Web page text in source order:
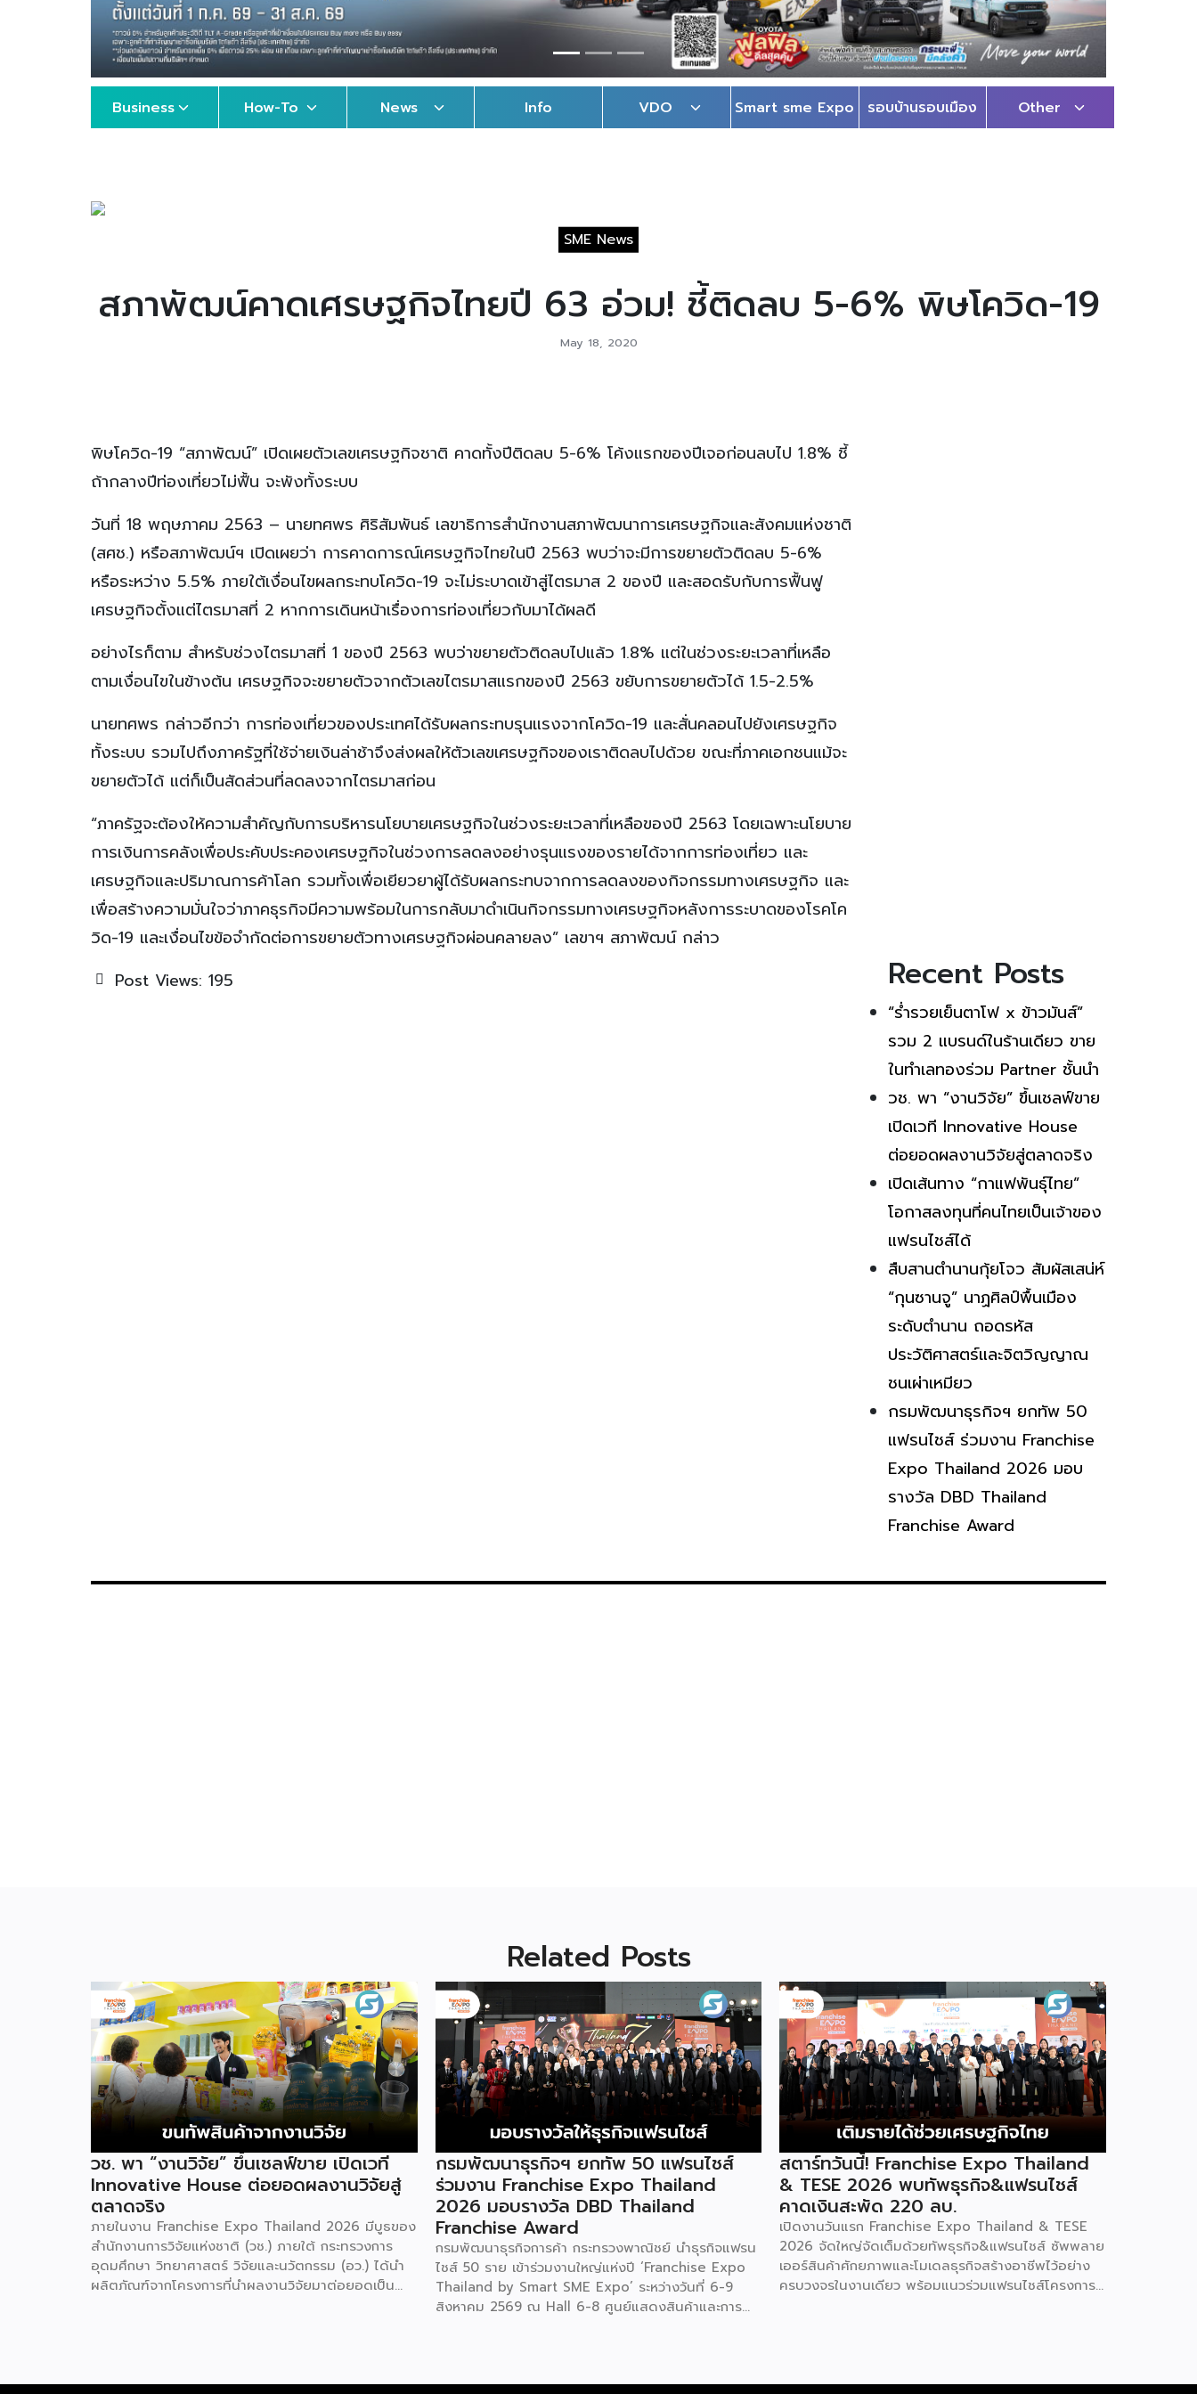
Business How-To News Info VDO Smart sme Expo รอบบ้านรอบเมือง Other
SME News
สภาพัฒน์คาดเศรษฐกิจไทยปี 63 อ่วม! ชี้ติดลบ 5-6% พิษโควิด-19
May 18, 2020
พิษโควิด-19 “สภาพัฒน์” เปิดเผยตัวเลขเศรษฐกิจชาติ คาดทั้งปีติดลบ 5-6% โค้งแรกของปีเจอก่อนลบไป 1.8% ชี้
ถ้ากลางปีท่องเที่ยวไม่ฟื้น จะพังทั้งระบบ
วันที่ 18 พฤษภาคม 2563 – นายทศพร ศิริสัมพันธ์ เลขาธิการสำนักงานสภาพัฒนาการเศรษฐกิจและสังคมแห่งชาติ
(สศช.) หรือสภาพัฒน์ฯ เปิดเผยว่า การคาดการณ์เศรษฐกิจไทยในปี 2563 พบว่าจะมีการขยายตัวติดลบ 5-6%
หรือระหว่าง 5.5% ภายใต้เงื่อนไขผลกระทบโควิด-19 จะไม่ระบาดเข้าสู่ไตรมาส 2 ของปี และสอดรับกับการฟื้นฟู
เศรษฐกิจตั้งแต่ไตรมาสที่ 2 หากการเดินหน้าเรื่องการท่องเที่ยวกับมาได้ผลดี
อย่างไรก็ตาม สำหรับช่วงไตรมาสที่ 1 ของปี 2563 พบว่าขยายตัวติดลบไปแล้ว 1.8% แต่ในช่วงระยะเวลาที่เหลือ
ตามเงื่อนไขในข้างต้น เศรษฐกิจจะขยายตัวจากตัวเลขไตรมาสแรกของปี 2563 ขยับการขยายตัวได้ 1.5-2.5%
นายทศพร กล่าวอีกว่า การท่องเที่ยวของประเทศได้รับผลกระทบรุนแรงจากโควิด-19 และสั่นคลอนไปยังเศรษฐกิจ
ทั้งระบบ รวมไปถึงภาครัฐที่ใช้จ่ายเงินล่าช้าจึงส่งผลให้ตัวเลขเศรษฐกิจของเราติดลบไปด้วย ขณะที่ภาคเอกชนแม้จะ
ขยายตัวได้ แต่ก็เป็นสัดส่วนที่ลดลงจากไตรมาสก่อน
“ภาครัฐจะต้องให้ความสำคัญกับการบริหารนโยบายเศรษฐกิจในช่วงระยะเวลาที่เหลือของปี 2563 โดยเฉพาะนโยบาย
การเงินการคลังเพื่อประคับประคองเศรษฐกิจในช่วงการลดลงอย่างรุนแรงของรายได้จากการท่องเที่ยว และ
เศรษฐกิจและปริมาณการค้าโลก รวมทั้งเพื่อเยียวยาผู้ได้รับผลกระทบจากการลดลงของกิจกรรมทางเศรษฐกิจ และ
เพื่อสร้างความมั่นใจว่าภาคธุรกิจมีความพร้อมในการกลับมาดำเนินกิจกรรมทางเศรษฐกิจหลังการระบาดของโรคโค
วิด-19 และเงื่อนไขข้อจำกัดต่อการขยายตัวทางเศรษฐกิจผ่อนคลายลง” เลขาฯ สภาพัฒน์ กล่าว
Post Views: 195 Recent Posts
“ร่ำรวยเย็นตาโฟ x ข้าวมันส์”
รวม 2 แบรนด์ในร้านเดียว ขาย
ในทำเลทองร่วม Partner ชั้นนำ
วช. พา “งานวิจัย” ขึ้นเชลฟ์ขาย
เปิดเวที Innovative House
ต่อยอดผลงานวิจัยสู่ตลาดจริง
เปิดเส้นทาง “กาแฟพันธุ์ไทย”
โอกาสลงทุนที่คนไทยเป็นเจ้าของ
แฟรนไชส์ได้
สืบสานตำนานกุ้ยโจว สัมผัสเสน่ห์
“กุนซานจู” นาฏศิลป์พื้นเมือง
ระดับตำนาน ถอดรหัส
ประวัติศาสตร์และจิตวิญญาณ
ชนเผ่าเหมียว
กรมพัฒนาธุรกิจฯ ยกทัพ 50
แฟรนไชส์ ร่วมงาน Franchise
Expo Thailand 2026 มอบ
รางวัล DBD Thailand
Franchise Award
Related Posts
วช. พา “งานวิจัย” ขึ้นเชลฟ์ขาย เปิดเวที
Innovative House ต่อยอดผลงานวิจัยสู่
ตลาดจริง
ภายในงาน Franchise Expo Thailand 2026 มีบูธของ
สำนักงานการวิจัยแห่งชาติ (วช.) ภายใต้ กระทรวงการ
อุดมศึกษา วิทยาศาสตร์ วิจัยและนวัตกรรม (อว.) ได้นำ
ผลิตภัณฑ์จากโครงการที่นำผลงานวิจัยมาต่อยอดเป็น
อาวุโส แน่นอนว่านี่เป็นหน่วยงานผู้อยู่เบื้องหลังงานวิจัย
กรมพัฒนาธุรกิจฯ ยกทัพ 50 แฟรนไชส์
ร่วมงาน Franchise Expo Thailand
2026 มอบรางวัล DBD Thailand
Franchise Award
กรมพัฒนาธุรกิจการค้า กระทรวงพาณิชย์ นำธุรกิจแฟรน
ไชส์ 50 ราย เข้าร่วมงานใหญ่แห่งปี ‘Franchise Expo
Thailand by Smart SME Expo’ ระหว่างวันที่ 6-9
สิงหาคม 2569 ณ Hall 6-8 ศูนย์แสดงสินค้าและการ
รมฯ นายพูนพงษ์ นัยนาภากรณ์ อธิบดีกรมพัฒนา
สตาร์ทวันนี้! Franchise Expo Thailand
& TESE 2026 พบทัพธุรกิจ&แฟรนไชส์
คาดเงินสะพัด 220 ลบ.
เปิดงานวันแรก Franchise Expo Thailand & TESE
2026 จัดใหญ่จัดเต็มด้วยทัพธุรกิจ&แฟรนไชส์ ซัพพลาย
เออร์สินค้าศักยภาพและโมเดลธุรกิจสร้างอาชีพไว้อย่าง
ครบวงจรในงานเดียว พร้อมแนวร่วมแฟรนไชส์โครงการ
ในงานด้วยสินเชื่อ และทำเลทองทั่วประเทศ พร้อมเสวนา